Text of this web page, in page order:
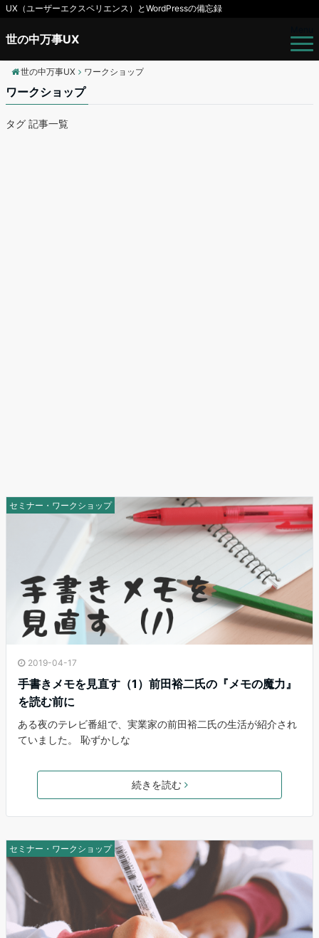
UX（ユーザーエクスペリエンス）とWordPressの備忘録
世の中万事UX
世の中万事UX ワークショップ
ワークショップ
タグ 記事一覧
セミナー・ワークショップ
2019-04-17
手書きメモを見直す（1）前田裕二氏の『メモの魔力』
を読む前に
ある夜のテレビ番組で、実業家の前田裕二氏の生活が紹介され
ていました。 恥ずかしな
続きを読む
セミナー・ワークショップ